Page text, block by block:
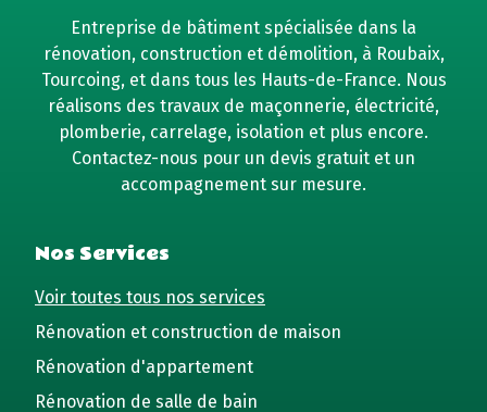
Entreprise de bâtiment spécialisée dans la
rénovation, construction et démolition, à Roubaix,
Tourcoing, et dans tous les Hauts-de-France. Nous
réalisons des travaux de maçonnerie, électricité,
plomberie, carrelage, isolation et plus encore.
Contactez-nous pour un devis gratuit et un
accompagnement sur mesure.
Nos Services
Voir toutes tous nos services
Rénovation et construction de maison
Rénovation d'appartement
Rénovation de salle de bain